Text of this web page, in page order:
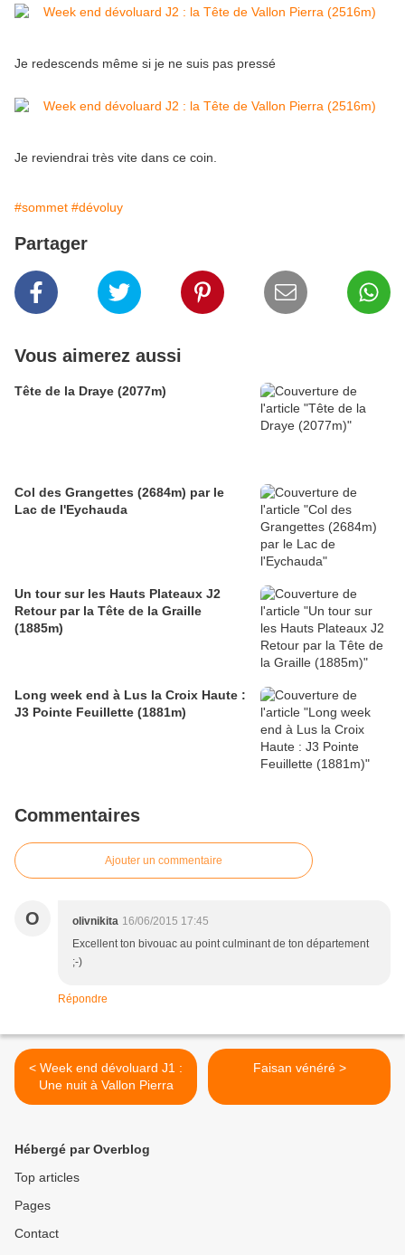
Je redescends même si je ne suis pas pressé
Je reviendrai très vite dans ce coin.
#sommet #dévoluy
Partager
Vous aimerez aussi
Tête de la Draye (2077m)
Col des Grangettes (2684m) par le
Lac de l'Eychauda
Un tour sur les Hauts Plateaux J2
Retour par la Tête de la Graille
(1885m)
Long week end à Lus la Croix Haute :
J3 Pointe Feuillette (1881m)
Commentaires
Ajouter un commentaire
O olivnikita 16/06/2015 17:45
Excellent ton bivouac au point culminant de ton département
;-)
Répondre
< Week end dévoluard J1 :
Une nuit à Vallon Pierra
Faisan vénéré >
Hébergé par Overblog
Top articles
Pages
Contact